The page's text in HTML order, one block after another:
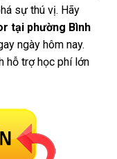
sự thú vị. Hãy
tại phường Bình
ngày hôm nay.
hỗ trợ học phí lớn